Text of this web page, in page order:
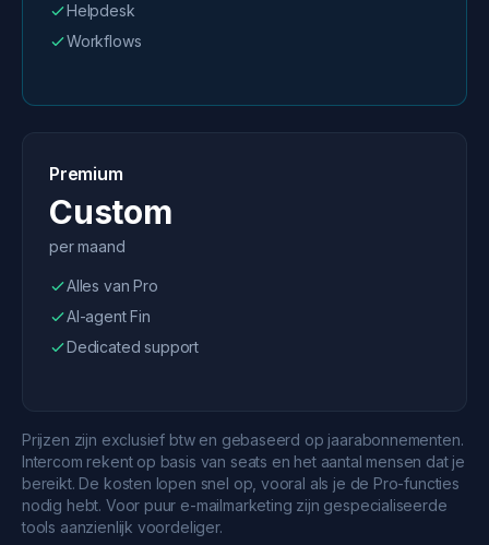
Helpdesk
Workflows
Premium
Custom
per maand
Alles van Pro
AI-agent Fin
Dedicated support
Prijzen zijn exclusief btw en gebaseerd op jaarabonnementen.
Intercom rekent op basis van seats en het aantal mensen dat je
bereikt. De kosten lopen snel op, vooral als je de Pro-functies
nodig hebt. Voor puur e-mailmarketing zijn gespecialiseerde
tools aanzienlijk voordeliger.